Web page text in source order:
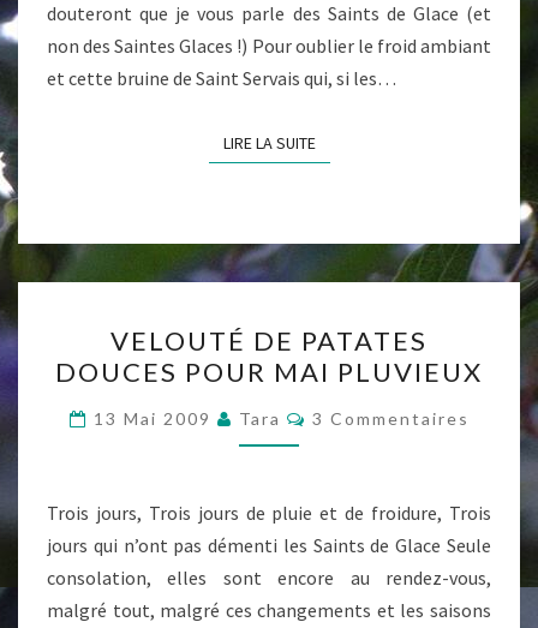
douteront que je vous parle des Saints de Glace (et
non des Saintes Glaces !) Pour oublier le froid ambiant
et cette bruine de Saint Servais qui, si les…
LIRE LA SUITELIRE LA SUITE
DE
PATATES
DOUCES
POUR
PLUVIEUX
VELOUTÉ DE PATATES
DOUCES POUR MAI PLUVIEUX
13 Mai 2009 Tara Commentaires
3 Commentaires
Trois jours, Trois jours de pluie et de froidure, Trois
jours qui n’ont pas démenti les Saints de Glace Seule
consolation, elles sont encore au rendez-vous,
malgré tout, malgré ces changements et les saisons